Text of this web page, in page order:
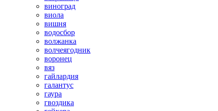
виноград
виола
вишня
водосбор
волжанка
волчеягодник
воронец
вяз
гайлардия
галантус
гаура
гвоздика